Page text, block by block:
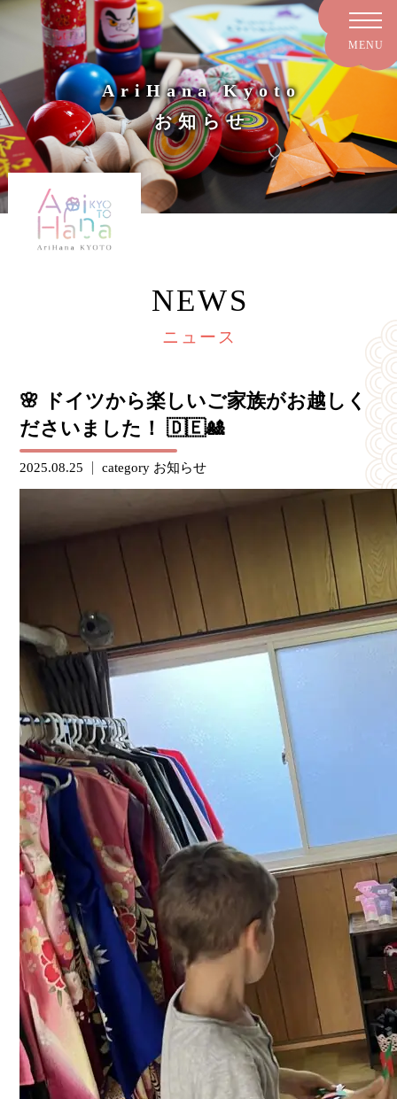
AriHana Kyoto
お知らせ
NEWS
ニュース
🌸 ドイツから楽しいご家族がお越しく
ださいました！ 🇩🇪🎎
2025.08.25 category お知らせ